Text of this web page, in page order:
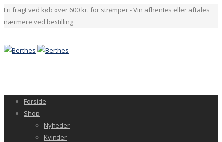
Fri fragt ved køb over 600 kr. for strømper - Vin afhentes eller aftales
nærmere ved bestilling
Forside
Shop
Nyheder
Kvinder